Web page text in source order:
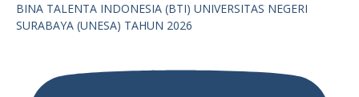
BINA TALENTA INDONESIA (BTI) UNIVERSITAS NEGERI
SURABAYA (UNESA) TAHUN 2026